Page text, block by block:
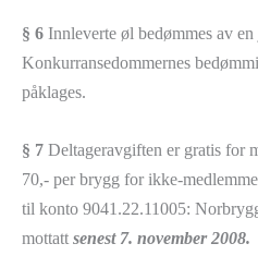
§ 6 Innleverte øl bedømmes av
Konkurransedommernes
påklages.
§ 7 Deltageravgiften er gratis for
70,- per brygg for ikke-
til konto 9041.22.11005:
mottatt senest 7. november 2008.